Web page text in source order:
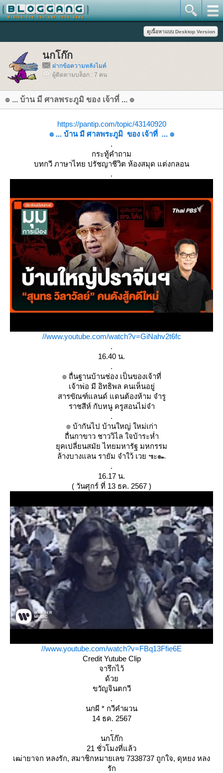
นกโก๊ก
ฝากข้อความหลังไมค์
ผู้ติดตามบล็อก : 7 คน
๏ ... บ้าน มี ศาลพระภูมิ ของ เจ้าที่ ... ๏
https://pantip.com/topic/43140920
๏ ... บ้าน มี ศาลพระภูมิ ของ เจ้าที่ ... ๏
.
กระทู้คำถาม
บทกวี ภาษาไทย ปรัชญาชีวิต ห้องสมุด แต่งกลอน
.
//www.youtube.com/watch?v=GiNahv2t6fc
.
16.40 น.
.
๏ ถื่นฐานบ้านช่อง เป็นของเจ้าที่
เจ้าพ่อ มี อิทธิพล คนเห็นอยู่
สารขัณฑ์แลนด์ แดนต้องห้าม จำรู
ราชสีห์ กับหนู ครูสอนไม่จำ
.
๏ บ้ากันไป บ้านใหญ่ ใหม่เก่า
ถื่นกาขาว ชาววิไล ใจบ้าระห่ำ
ุคเปลี่ยนสมัย ไทยมหารัฐ มหกรรม
ล้างบางแลน รายัม จำใว้ เวย ๚ะ๛
.
16.17 น.
( วันศุกร์ ที่ 13 ธค. 2567 )
//www.youtube.com/watch?v=FBq13Ffie6E
Credit Yutube Clip
จารึกไว้
ด้ว
ขวัญจินตกวี
.
นกผี * กวีคำผวน
14 ธค. 2567
.
นกโก๊ก
21 ชั่วโมงที่แล้ว
เฒ่ายาจก หลงรัก, สมาชิกหมายเลข 7338737 ถูกใจ, ดุหยง หลง
รัก